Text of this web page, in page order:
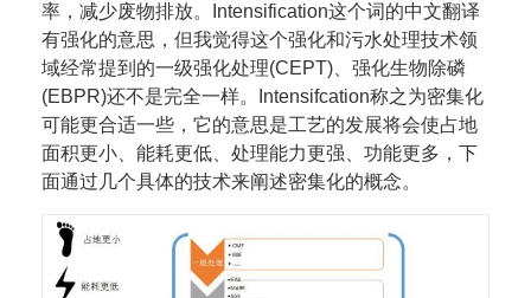
率，减少废物排放。Intensification这个词的中文翻译
有强化的意思，但我觉得这个强化和污水处理技术领
域经常提到的一级强化处理(CEPT)、强化生物除磷
(EBPR)还不是完全一样。Intensifcation称之为密集化
可能更合适一些，它的意思是工艺的发展将会使占地
面积更小、能耗更低、处理能力更强、功能更多，下
面通过几个具体的技术来阐述密集化的概念。